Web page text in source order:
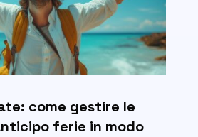
come gestire le
ferie in modo